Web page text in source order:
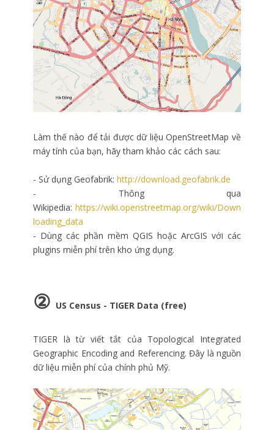
Làm thế nào để tải được dữ liệu OpenStreetMap về
máy tính của bạn, hãy tham khảo các cách sau:
- Sử dụng Geofabrik: http://download.geofabrik.de
- Thông qua
Wikipedia: https://wiki.openstreetmap.org/wiki/Down
loading_data
- Dùng các phần mềm QGIS hoặc ArcGIS với các
plugins miễn phí trên kho ứng dụng.
② US Census - TIGER Data (free)
TIGER là từ viết tắt của Topological Integrated
Geographic Encoding and Referencing. Đây là nguồn
dữ liệu miễn phí của chính phủ Mỹ.